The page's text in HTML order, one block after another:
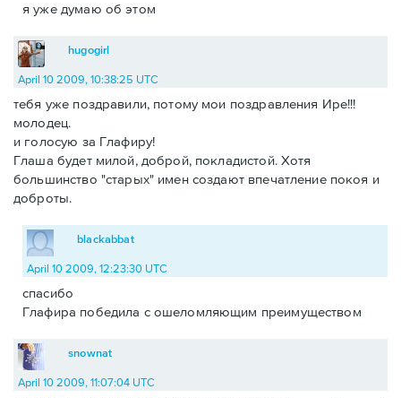
я уже думаю об этом
hugogirl
April 10 2009, 10:38:25 UTC
тебя уже поздравили, потому мои поздравления Ире!!!
молодец.
и голосую за Глафиру!
Глаша будет милой, доброй, покладистой. Хотя
большинство "старых" имен создают впечатление покоя и
доброты.
blackabbat
April 10 2009, 12:23:30 UTC
спасибо
Глафира победила с ошеломляющим преимуществом
snownat
April 10 2009, 11:07:04 UTC